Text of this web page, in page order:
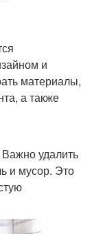
и
материалы,
а также
удалить
и мусор. Это